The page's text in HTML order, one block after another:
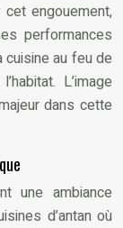
engouement,
performances
au feu de
L’image
dans cette
une ambiance
d’antan où